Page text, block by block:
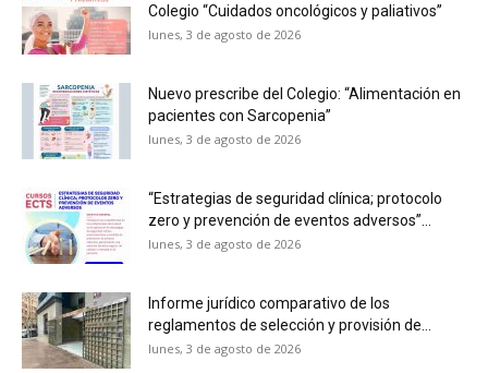
Colegio “Cuidados oncológicos y paliativos”
lunes, 3 de agosto de 2026
Nuevo prescribe del Colegio: “Alimentación en
pacientes con Sarcopenia”
lunes, 3 de agosto de 2026
“Estrategias de seguridad clínica; protocolo
zero y prevención de eventos adversos”...
lunes, 3 de agosto de 2026
Informe jurídico comparativo de los
reglamentos de selección y provisión de...
lunes, 3 de agosto de 2026